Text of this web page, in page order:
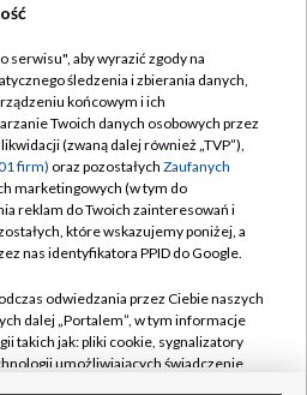
TVP
TVP
prywatności
zgody
Pomoc
Kontakt
serwisu", aby wyrazić zgody na
śledzenia i zbierania danych,
końcowym i ich
Twoich danych osobowych przez
(zwaną dalej również „TVP”),
firm) oraz pozostałych Zaufanych
marketingowych (w tym do
reklam do Twoich zainteresowań i
które wskazujemy poniżej, a
nas identyfikatora PPID do Google.
odwiedzania przez Ciebie naszych
dalej „Portalem”, w tym informacje
takich jak: pliki cookie, sygnalizatory
umożliwiających świadczenie